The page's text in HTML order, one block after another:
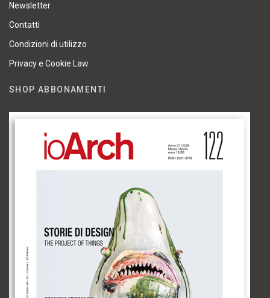
Newsletter
Contatti
Condizioni di utilizzo
Privacy e Cookie Law
SHOP ABBONAMENTI